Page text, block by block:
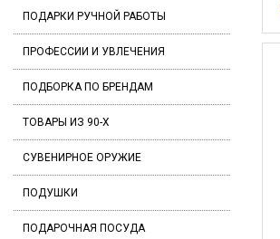
ПОДАРКИ РУЧНОЙ РАБОТЫ
ПРОФЕССИИ И УВЛЕЧЕНИЯ
ПОДБОРКА ПО БРЕНДАМ
ТОВАРЫ ИЗ 90-Х
СУВЕНИРНОЕ ОРУЖИЕ
ПОДУШКИ
ПОДАРОЧНАЯ ПОСУДА